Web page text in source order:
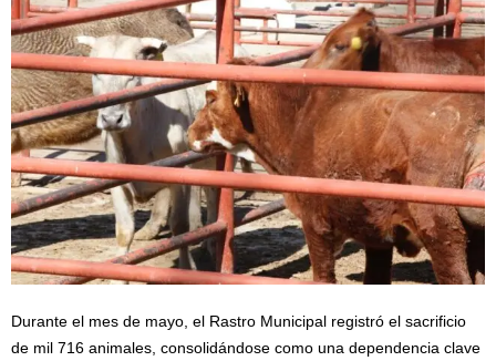
Durante el mes de mayo, el Rastro Municipal registró el sacrificio
de mil 716 animales, consolidándose como una dependencia clave